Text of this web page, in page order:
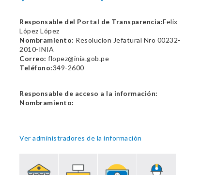
Responsable del Portal de Transparencia:Felix
López López
Nombramiento: Resolucion Jefatural Nro 00232-
2010-INIA
Correo: flopez@inia.gob.pe
Teléfono:349-2600
Responsable de acceso a la información:
Nombramiento:
Ver administradores de la información